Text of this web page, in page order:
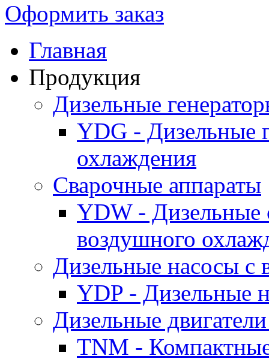
Оформить заказ
Главная
Продукция
Дизельные
YDG - Дизельные
охлаждения
Cварочные аппараты
YDW - Дизельные
воздушного
Дизельные насосы
YDP - Дизельные
Дизельные
TNM -